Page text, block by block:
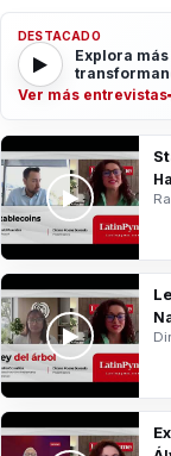
DESTACADO
Explora
Ver más entrevistas